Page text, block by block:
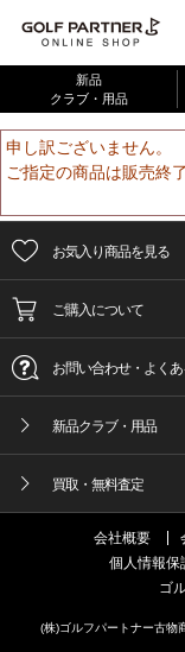
新品
クラブ・用品
申し訳ございません。
ご指定の商品は販売終
お気入り商品を見る
ご購入について
お問い合わせ・よく
新品クラブ・用品
買取・無料査定
会社概要
個人情報保
ゴ
(株)ゴルフパートナー古